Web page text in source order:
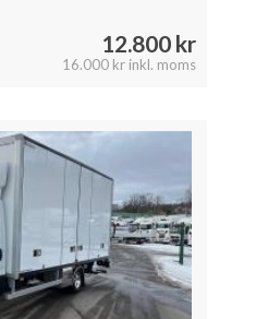
12.800 kr
16.000 kr inkl. moms